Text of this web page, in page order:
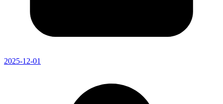
2025-12-01